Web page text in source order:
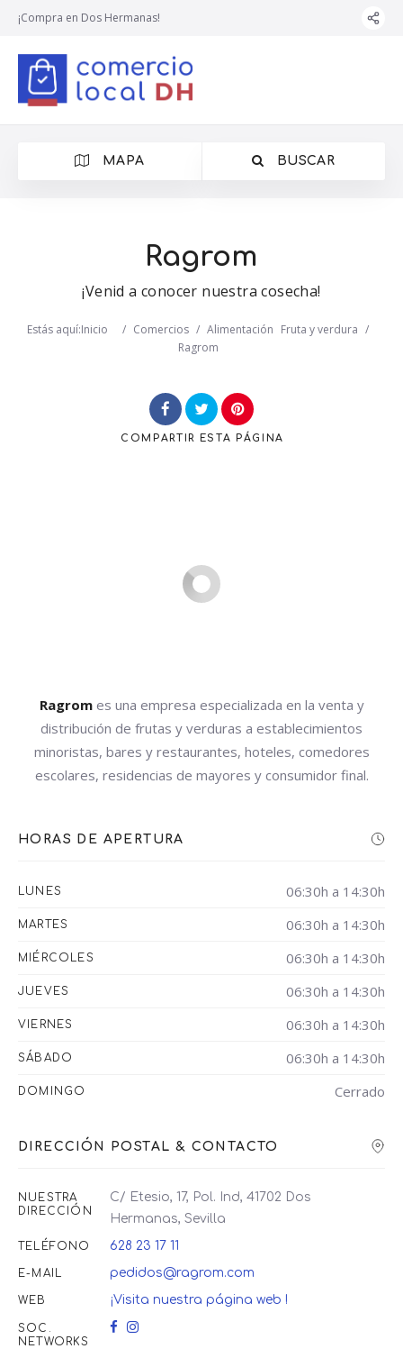
¡Compra en Dos Hermanas!
MAPA BUSCAR
Ragrom
¡Venid a conocer nuestra cosecha!
Estás aquí:Inicio / Comercios / Alimentación Fruta y verdura /
Ragrom
COMPARTIR ESTA PÁGINA
Ragromes una empresa especializada en la venta y
distribución de frutas y verduras a establecimientos
minoristas, bares y restaurantes, hoteles, comedores
escolares, residencias de mayores y consumidor final.
HORAS DE APERTURA
LUNES 06:30h a 14:30h
MARTES 06:30h a 14:30h
MIÉRCOLES 06:30h a 14:30h
JUEVES 06:30h a 14:30h
VIERNES 06:30h a 14:30h
SÁBADO 06:30h a 14:30h
DOMINGO Cerrado
DIRECCIÓN POSTAL & CONTACTO
NUESTRA
DIRECCIÓN
C/ Etesio, 17, Pol. Ind, 41702 Dos
Hermanas, Sevilla
TELÉFONO 628 23 17 11
E-MAIL pedidos@ragrom.com
WEB ¡Visita nuestra página web !
SOC.
NETWORKS